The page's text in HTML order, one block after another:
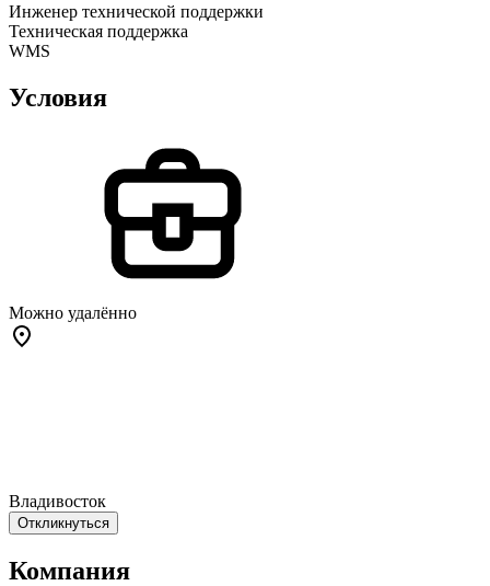
Инженер технической поддержки
Техническая поддержка
WMS
Условия
Можно удалённо
Владивосток
Откликнуться
Компания